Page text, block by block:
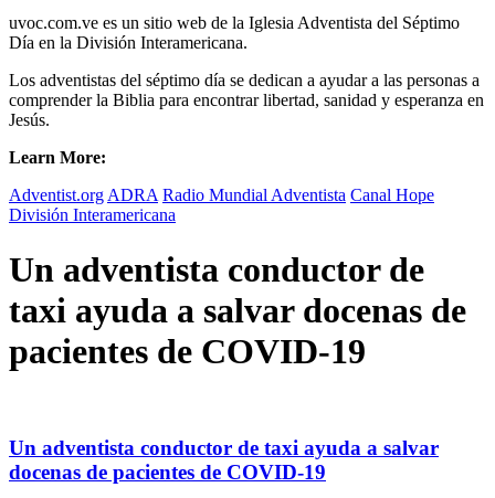
uvoc.com.ve es un sitio web de la Iglesia Adventista del Séptimo
Día en la División Interamericana.
Los adventistas del séptimo día se dedican a ayudar a las personas a
comprender la Biblia para encontrar libertad, sanidad y esperanza en
Jesús.
Learn More:
Adventist.org ADRA Radio Mundial Adventista Canal Hope
División Interamericana
Un adventista conductor de
taxi ayuda a salvar docenas de
pacientes de COVID-19
Un adventista conductor de taxi ayuda a salvar
docenas de pacientes de COVID-19